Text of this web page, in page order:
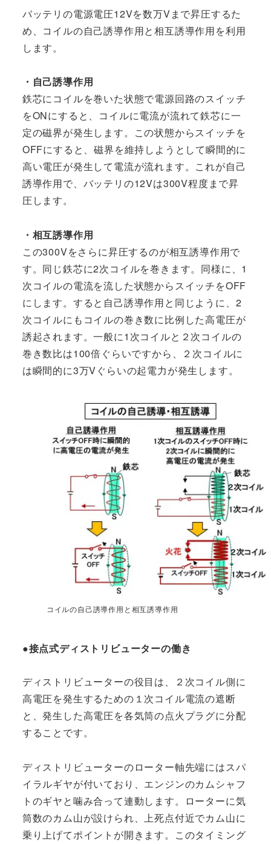
バッテリの電源電圧12Vを数万Vまで昇圧するた
め、コイルの自己誘導作用と相互誘導作用を利用
します。
・自己誘導作用
鉄芯にコイルを巻いた状態で電源回路のスイッチ
をONにすると、コイルに電流が流れて鉄芯に一
定の磁界が発生します。この状態からスイッチを
OFFにすると、磁界を維持しようとして瞬間的に
高い電圧が発生して電流が流れます。これが自己
誘導作用で、バッテリの12Vは300V程度まで昇
圧します。
・相互誘導作用
この300Vをさらに昇圧するのが相互誘導作用で
す。同じ鉄芯に2次コイルを巻きます。同様に、1
次コイルの電流を流した状態からスイッチをOFF
にします。すると自己誘導作用と同じように、2
次コイルにもコイルの巻き数に比例した高電圧が
誘起されます。一般に1次コイルと２次コイルの
巻き数比は100倍ぐらいですから、２次コイルに
は瞬間的に3万Vぐらいの起電力が発生します。
コイルの自己誘導作用と相互誘導作用
●接点式ディストリビューターの働き
ディストリビューターの役目は、２次コイル側に
高電圧を発生するための１次コイル電流の遮断
と、発生した高電圧を各気筒の点火プラグに分配
することです。
ディストリビューターのローター軸先端にはスパ
イラルギヤが付いており、エンジンのカムシャフ
トのギヤと噛み合って連動します。ローターに気
筒数のカム山が設けられ、上死点付近でカム山に
乗り上げてポイントが開きます。このタイミング